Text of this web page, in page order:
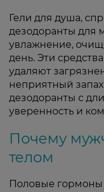
Гели для душа,
дезодоранты для
увлажнение,
день. Эти
удаляют
неприятный
дезодоранты с
уверенность и
Почему
телом
Половые гормоны